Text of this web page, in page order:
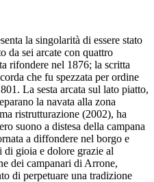
la singolarità di essere stato
da sei arcate con quattro
rifondere nel 1876; la scritta
che fu spezzata per ordine
La sesta arcata sul lato piatto,
la navata alla zona
ristrutturazione (2002), ha
suono a distesa della campana
a diffondere nel borgo e
gioia e dolore grazie al
dei campanari di Arrone,
di perpetuare una tradizione